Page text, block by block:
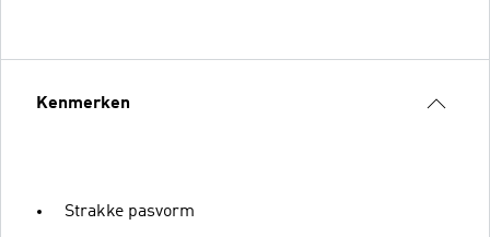
Kenmerken
Strakke pasvorm